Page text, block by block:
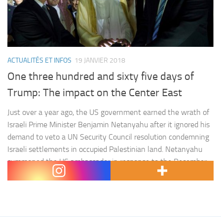
ACTUALITÉS ET INFOS 19 JANVIER 2018
One three hundred and sixty five days of
Trump: The impact on the Center East
Just over a year ago, the US government earned the wrath of
Israeli Prime Minister Benjamin Netanyahu after it ignored his
demand to veto a UN Security Council resolution condemning
Israeli settlements in occupied Palestinian land. Netanyahu
summoned the US ambassador in response to the December
2016 vote and made little attempt to disguise his…